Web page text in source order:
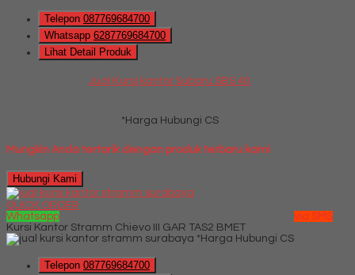
Telepon 087769684700
Whatsapp 6287769684700
Lihat Detail Produk
Jual Kursi kantor Subaru SBS 40
*Harga Hubungi CS
Mungkin Anda tertarik dengan produk terbaru kami
Hubungi Kami
QUICK ORDER
Whatsapp
via SMS
Kursi Kantor Stramm Chievo III GAR TAS2 BMET
*Harga Hubungi CS
Telepon 087769684700